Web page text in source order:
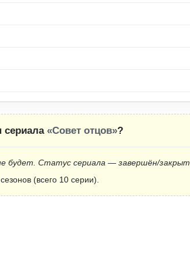
сериала «Совет отцов»?
будет. Статус сериала — завершён/закрыт.
(всего 10 серии).